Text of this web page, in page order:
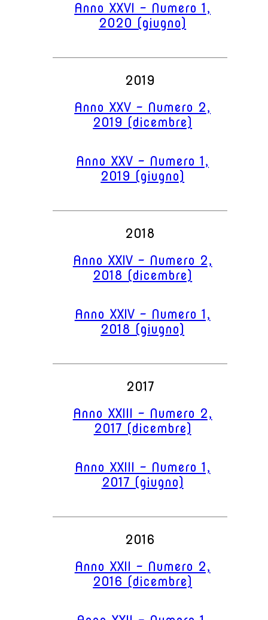
Anno XXVI - Numero 1,
2020 (giugno)
2019
Anno XXV - Numero 2,
2019 (dicembre)
Anno XXV - Numero 1,
2019 (giugno)
2018
Anno XXIV - Numero 2,
2018 (dicembre)
Anno XXIV - Numero 1,
2018 (giugno)
2017
Anno XXIII - Numero 2,
2017 (dicembre)
Anno XXIII - Numero 1,
2017 (giugno)
2016
Anno XXII - Numero 2,
2016 (dicembre)